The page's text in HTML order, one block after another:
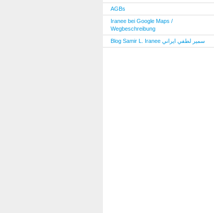
AGBs
Iranee bei Google Maps /
Wegbeschreibung
Blog Samir L. Iranee سمير لطفي ايراني